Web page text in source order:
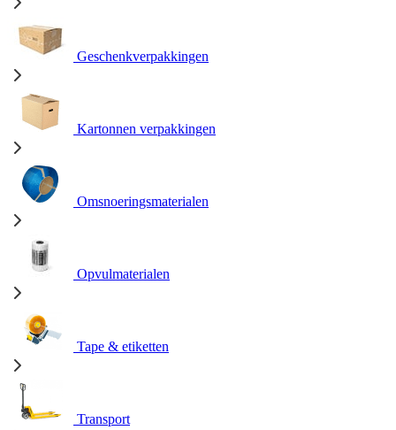
Geschenkverpakkingen
Kartonnen verpakkingen
Omsnoeringsmaterialen
Opvulmaterialen
Tape & etiketten
Transport